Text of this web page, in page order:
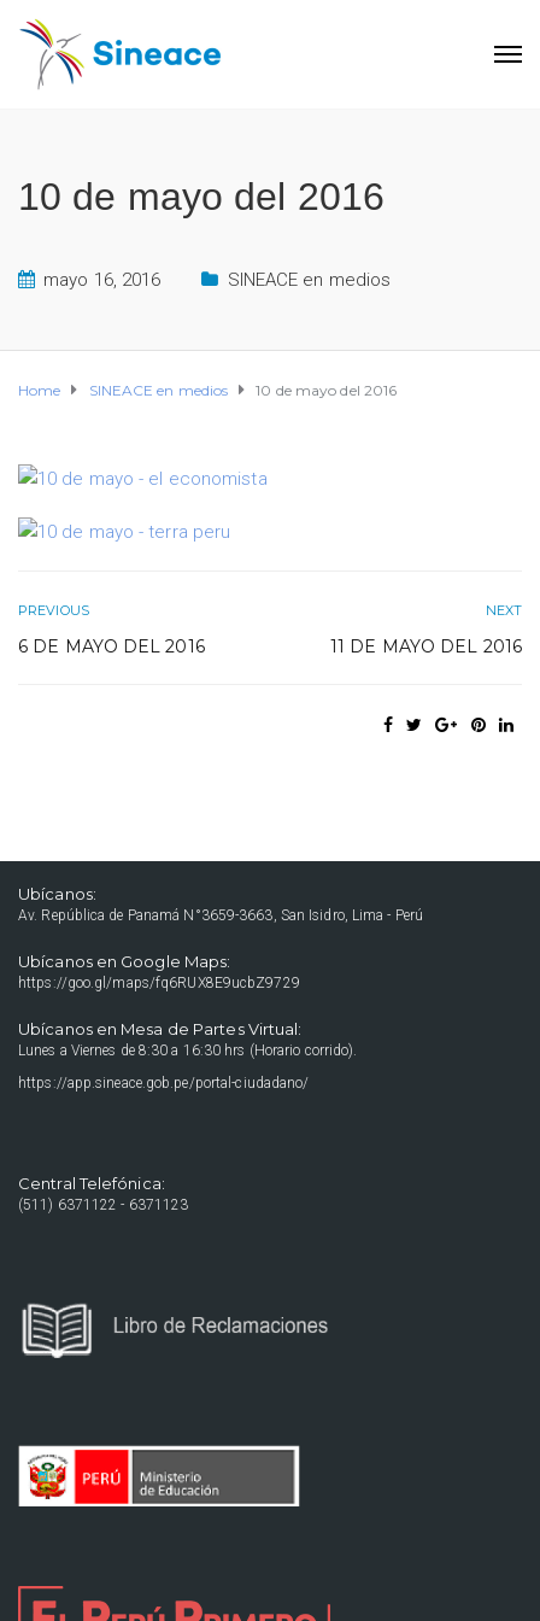
10 de mayo del 2016
mayo 16, 2016 SINEACE en medios
Home SINEACE en medios 10 de mayo del 2016
PREVIOUS
6 DE MAYO DEL 2016
NEXT
11 DE MAYO DEL 2016
Ubícanos:
Av. República de Panamá N°3659-3663, San Isidro, Lima - Perú
Ubícanos en Google Maps:
https://goo.gl/maps/fq6RUX8E9ucbZ9729
Ubícanos en Mesa de Partes Virtual:
Lunes a Viernes de 8:30 a 16:30 hrs (Horario corrido).
https://app.sineace.gob.pe/portal-ciudadano/
Central Telefónica:
(511) 6371122 - 6371123